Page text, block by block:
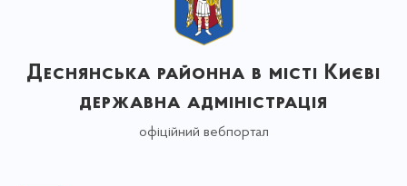
Деснянська районна в місті Києві
державна адміністрація
офіційний вебпортал